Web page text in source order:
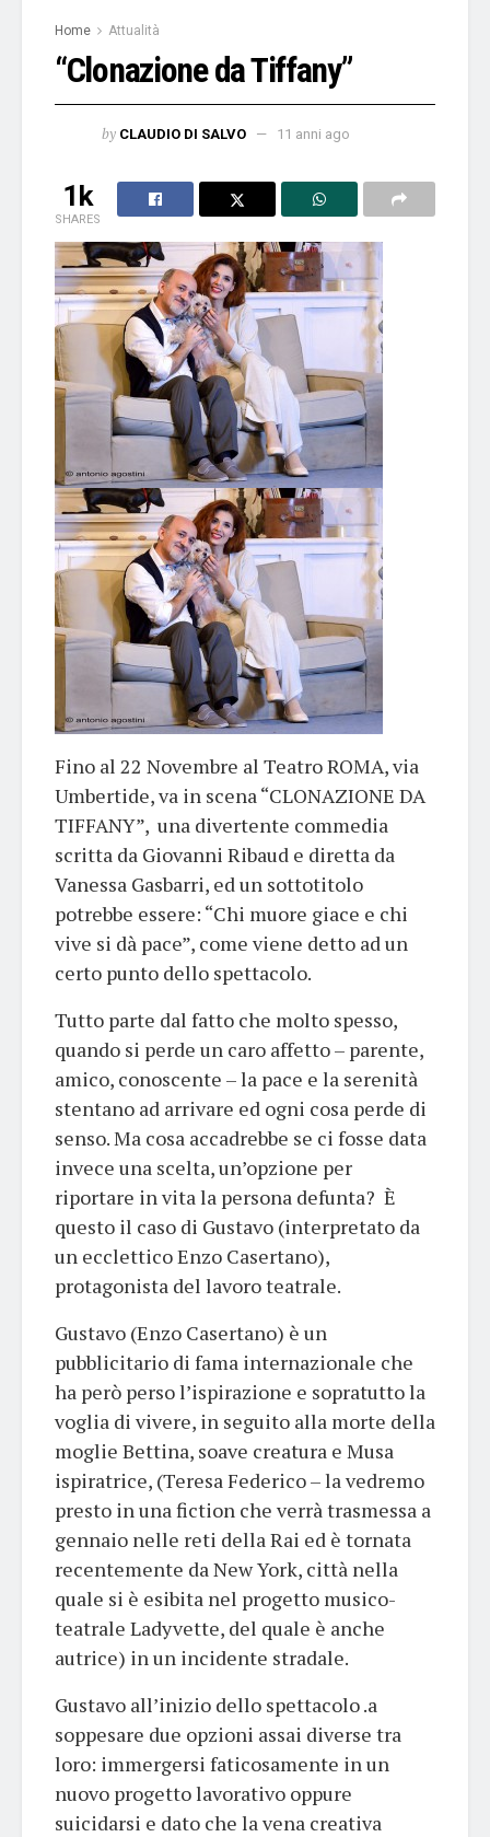
Home Attualità
“Clonazione da Tiffany”
by CLAUDIO DI SALVO 11 anni ago
1k
SHARES
Fino al 22 Novembre al Teatro ROMA, via
Umbertide, va in scena “CLONAZIONE DA
TIFFANY”, una divertente commedia
scritta da Giovanni Ribaud e diretta da
Vanessa Gasbarri, ed un sottotitolo
potrebbe essere: “Chi muore giace e chi
vive si dà pace”, come viene detto ad un
certo punto dello spettacolo.
Tutto parte dal fatto che molto spesso,
quando si perde un caro affetto – parente,
amico, conoscente – la pace e la serenità
stentano ad arrivare ed ogni cosa perde di
senso. Ma cosa accadrebbe se ci fosse data
invece una scelta, un’opzione per
riportare in vita la persona defunta? È
questo il caso di Gustavo (interpretato da
un ecclettico Enzo Casertano),
protagonista del lavoro teatrale.
Gustavo (Enzo Casertano) è un
pubblicitario di fama internazionale che
ha però perso l’ispirazione e sopratutto la
voglia di vivere, in seguito alla morte della
moglie Bettina, soave creatura e Musa
ispiratrice, (Teresa Federico – la vedremo
presto in una fiction che verrà trasmessa a
gennaio nelle reti della Rai ed è tornata
recentemente da New York, città nella
quale si è esibita nel progetto musico-
teatrale Ladyvette, del quale è anche
autrice) in un incidente stradale.
Gustavo all’inizio dello spettacolo .a
soppesare due opzioni assai diverse tra
loro: immergersi faticosamente in un
nuovo progetto lavorativo oppure
suicidarsi e dato che la vena creativa